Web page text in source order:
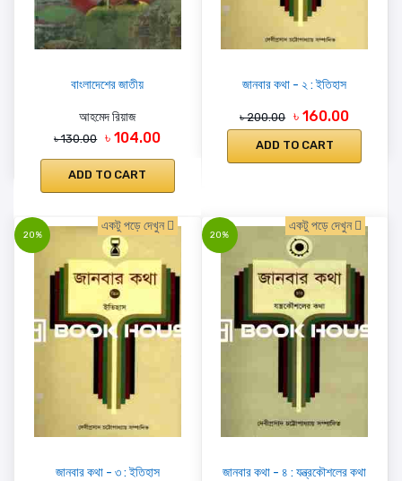
বাংলাদেশের জাতীয়
আহমেদ রিয়াজ
৳ 130.00 ৳ 104.00
ADD TO CART
জানবার কথা - ২ : ইতিহাস
৳ 200.00 ৳ 160.00
ADD TO CART
20%
একটু পড়ে দেখুন
জানবার কথা - ৩ : ইতিহাস
20%
একটু পড়ে দেখুন
জানবার কথা - ৪ : যন্ত্রকৌশলের কথা